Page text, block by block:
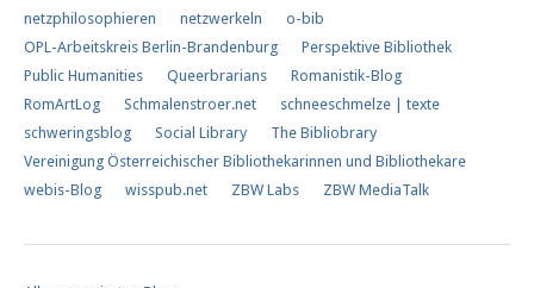
netzphilosophieren
netzwerkeln
o-bib
OPL-Arbeitskreis Berlin-Brandenburg
Perspektive Bibliothek
Public Humanities
Queerbrarians
Romanistik-Blog
RomArtLog
Schmalenstroer.net
schneeschmelze | texte
schweringsblog
Social Library
The Bibliobrary
Vereinigung Österreichischer Bibliothekarinnen und Bibliothekare
webis-Blog
wisspub.net ZBW Labs ZBW MediaTalk